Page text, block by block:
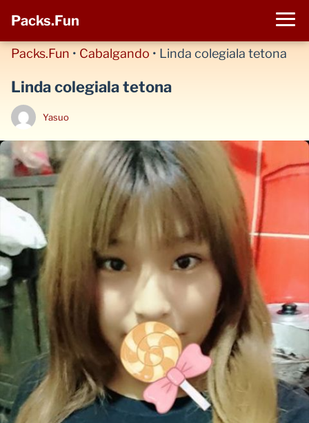
Packs.Fun
Packs.Fun • Cabalgando • Linda colegiala tetona
Linda colegiala tetona
Yasuo